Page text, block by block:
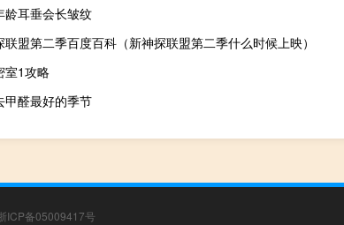
龄耳垂会长皱纹
联盟第二季百度百科（新神探联盟第二季什么时候上映）
室1攻略
甲醛最好的季节
ICP备05009417号